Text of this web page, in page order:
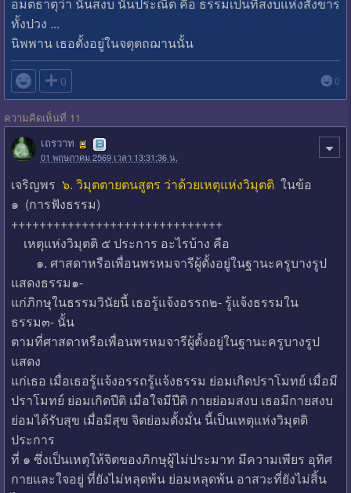
ทั้งปวง ...
นิพพาน เธอตั้งอยู่ในจตุตถฌานนั้น
 0 0
ความคิดเห็นที่ 11
เถรวาท
01 พฤษภาคม 2569 เวลา 13:31:36 น.
เจริญพร ๖. วิมุตตายตนสูตร ว่าด้วยเหตุแห่งวิมุตติในข้อ
๑ (การฟังธรรม)
++++++++++++++++++++++++++++++
เหตุแห่งวิมุตติ ๕ ประการ อะไรบ้าง คือ
๑. ศาสดาหรือเพื่อนพรหมจารีผู้ตั้งอยู่ในฐานะครูบางรูป
แสดงธรรม๑-
แก่ภิกษุในธรรมวินัยนี้ เธอรู้แจ้งอรรถ๒- รู้แจ้งธรรมใน
ธรรม๓- นั้น
ตามที่ศาสดาหรือเพื่อนพรหมจารีผู้ตั้งอยู่ในฐานะครูบางรูป
แสดง
แก่เธอ เมื่อเธอรู้แจ้งอรรถรู้แจ้งธรรม ย่อมเกิดปราโมทย์ เมื่อมี
ปราโมทย์ ย่อมเกิดปีติ เมื่อใจมีปีติ กายย่อมสงบ เธอมีกายสงบ
ย่อมได้รับสุข เมื่อมีสุข จิตย่อมตั้งมั่น นี้เป็นเหตุแห่งวิมุตติ
ประการ
ที่ ๑ ซึ่งเป็นเหตุให้จิตของภิกษุผู้ไม่ประมาท มีความเพียร อุทิศ
กายและใจอยู่ ที่ยังไม่หลุดพ้น ย่อมหลุดพ้น อาสวะที่ยังไม่สิ้น